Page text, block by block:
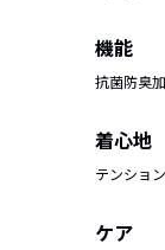
機能
抗菌防臭
着心地
テンショ
ケア